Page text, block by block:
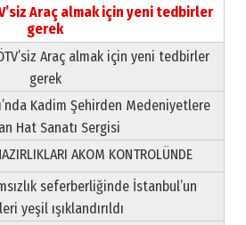
Araç almak için yeni tedbirler
gerek
Araç almak için yeni tedbirler
gerek
Kadim Şehirden Medeniyetlere
Hat Sanatı Sergisi
AKOM KONTROLÜNDE
seferberliğinde İstanbul’un
yeşil ışıklandırıldı
Yeri
ÜÇ KIZI
Perşembe